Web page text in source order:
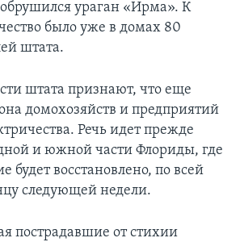
ураган «Ирма». К
было уже в домах 80
штата.
штата признают, что еще
домохозяйств и предприятий
Речь идет прежде
и южной части Флориды, где
будет восстановлено, по всей
следующей недели.
пострадавшие от стихии